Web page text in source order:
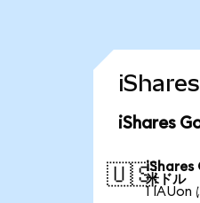
iShares
🇺🇸iShares
米ドル
1 IAUon